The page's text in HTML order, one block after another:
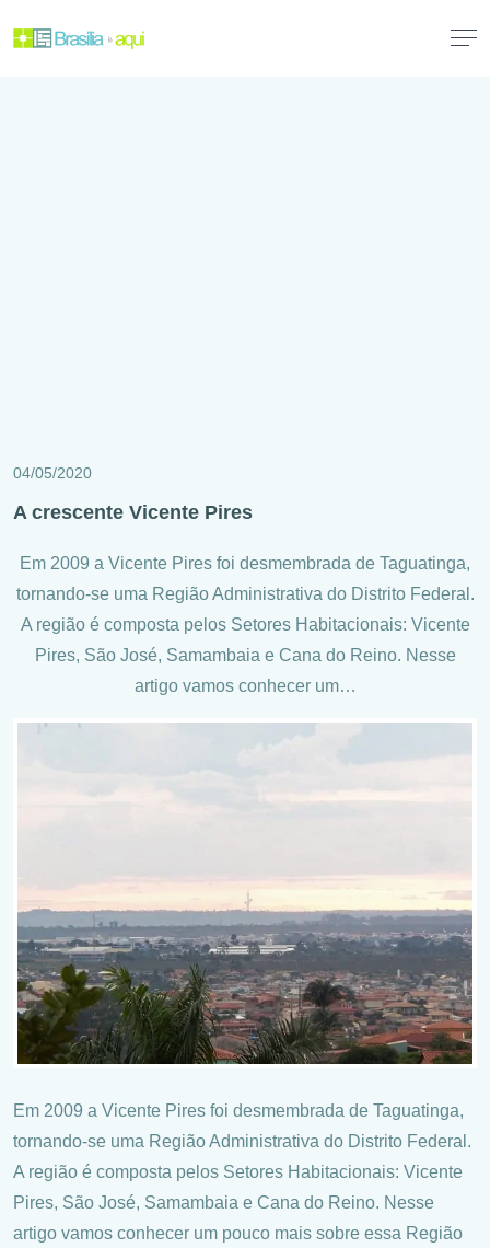
04/05/2020
A crescente Vicente Pires
Em 2009 a Vicente Pires foi desmembrada de Taguatinga,
tornando-se uma Região Administrativa do Distrito Federal.
A região é composta pelos Setores Habitacionais: Vicente
Pires, São José, Samambaia e Cana do Reino. Nesse
artigo vamos conhecer um…
Em 2009 a Vicente Pires foi desmembrada de Taguatinga,
tornando-se uma Região Administrativa do Distrito Federal.
A região é composta pelos Setores Habitacionais: Vicente
Pires, São José, Samambaia e Cana do Reino. Nesse
artigo vamos conhecer um pouco mais sobre essa Região